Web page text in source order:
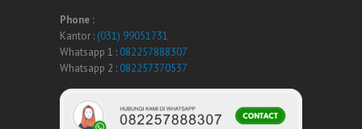
Phone :
Kantor : (031) 99051731
Whatsapp 1 : 082257888307
Whatsapp 2 : 082257370537